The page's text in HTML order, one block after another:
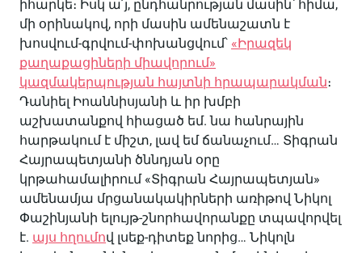
իհարկե։ Իսկ ա՛յ, ընդհանրության մասին՝ հիմա,
մի օրինակով, որի մասին ամենաշատն է
խոսվում-գրվում-փոխանցվում՝ «Իրազեկ
քաղաքացիների միավորում»
կազմակերպության հայտնի հրապարակման։
Դանիել Իոաննիսյանի և իր խմբի
աշխատանքով հիացած եմ. նա հանրային
հարթակում է միշտ, լավ եմ ճանաչում… Տիգրան
Հայրապետյանի ծննդյան օրը
կրթահամալիրում «Տիգրան Հայրապետյան»
ամենամյա մրցանակակիրների առիթով Նիկոլ
Փաշինյանի ելույթ-շնորհավորանքը տպավորվել
է. այս հղումով լսեք-դիտեք նորից… Նիկոլն